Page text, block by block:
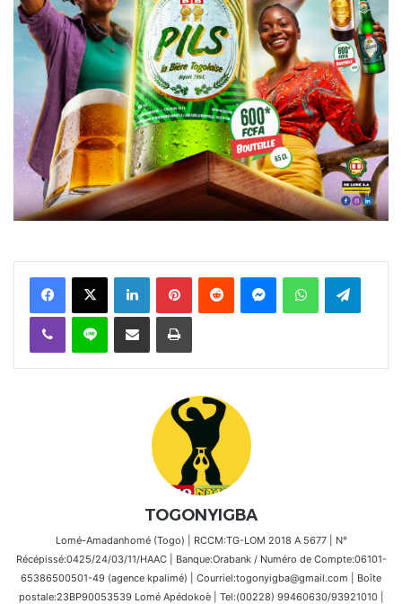
FacebookX Linkedin PinterestReddit MessengerWhatsAppTelegram
Viber Ligne Partager par email Imprimer
TOGONYIGBA
Lomé-Amadanhomé (Togo) | RCCM:TG-LOM 2018 A 5677 | N°
Récépissé:0425/24/03/11/HAAC | Banque:Orabank / Numéro de Compte:06101-
65386500501-49 (agence kpalimé) | Courriel:togonyigba@gmail.com | Boîte
postale:23BP90053539 Lomé Apédokoè | Tel:(00228) 99460630/93921010 |